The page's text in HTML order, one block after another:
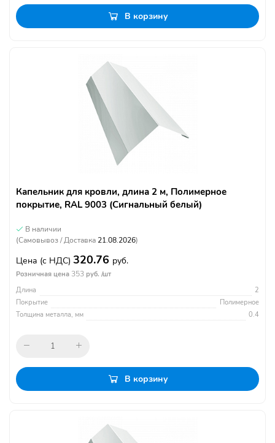
В корзину
Капельник для кровли, длина 2 м, Полимерное
покрытие, RAL 9003 (Сигнальный белый)
В наличии
(Самовывоз / Доставка 21.08.2026)
Цена (с НДС) 320.76 руб.
Розничная цена 353 руб. /шт
Длина
2
Покрытие
Полимерное
Толщина металла, мм
0.4
В корзину